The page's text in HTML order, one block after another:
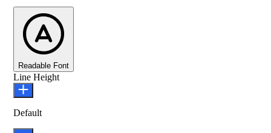
Readable Font
Line Height
Default